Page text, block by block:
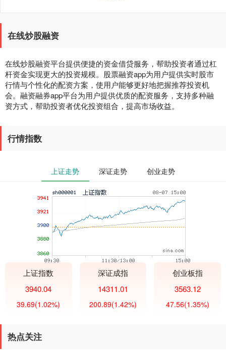
在线炒股融资
在线炒股融资平台提供便捷的资金借贷服务，帮助投资者通过杠
杆资金实现更大的投资规模。股票融资app为用户提供实时股市
行情与个性化的配资方案，使用户能够更好地把握推荐投资机
会。融资融券app平台为用户提供优质的配资服务，支持多种融
资方式，帮助投资者优化投资组合，提高市场收益。
行情指数
上证走势 深证走势 创业走势
上证指数
3940.04
39.69(1.02%)
深证成指
14311.01
200.89(1.42%)
创业板指
3563.12
47.56(1.35%)
热点关注